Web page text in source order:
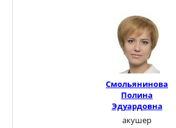
Смольянинова
Полина
Эдуардовна
акушер